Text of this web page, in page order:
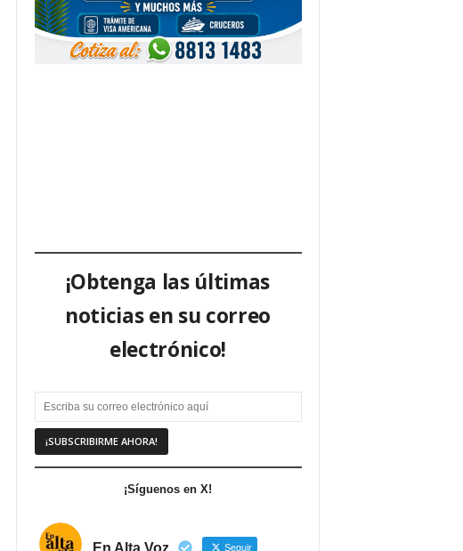
¡Obtenga las últimas
noticias en su correo
electrónico!
¡Síguenos en X!
Seguir